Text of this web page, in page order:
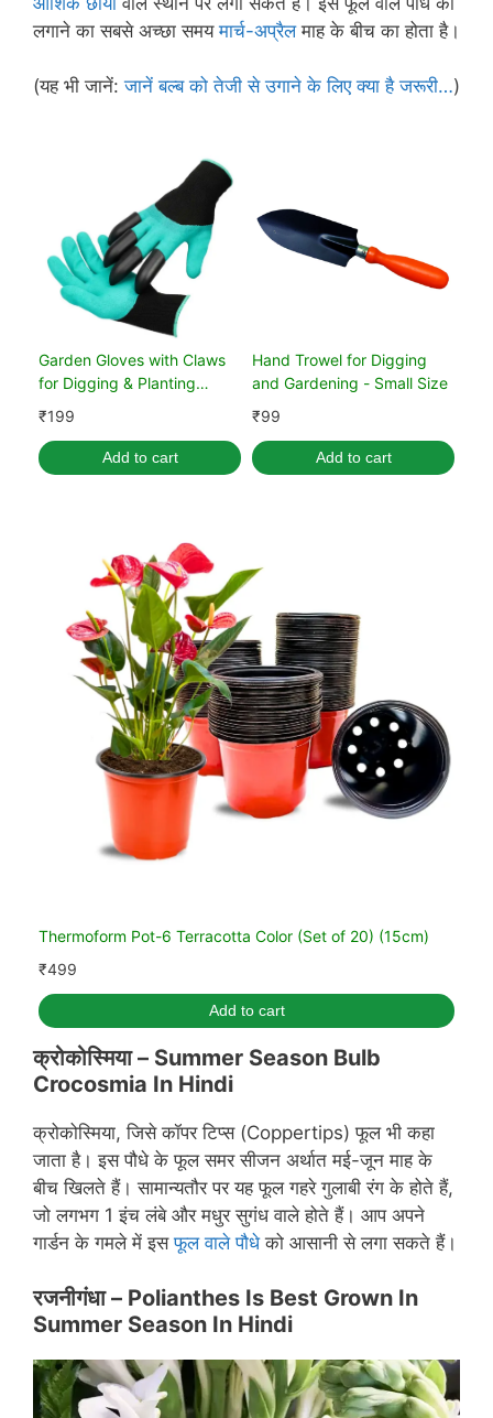
लगाने का सबसे अच्छा समयमार्च-अप्रैलमाह के बीच का होता है।
(यह भी जानें:जानें बल्ब को तेजी से उगाने के लिए क्या है जरूरी…)
Garden Gloves with Claws
for Digging & Planting
(Unisex, Green)
₹199
Add to cart
Hand Trowel for Digging
and Gardening - Small Size
₹99
Add to cart
Thermoform Pot-6 Terracotta Color (Set of 20) (15cm)
₹499
Add to cart
क्रोकोस्मिया – Summer Season Bulb
Crocosmia In Hindi
क्रोकोस्मिया, जिसे कॉपर टिप्स (Coppertips) फूल भी कहा
जाता है। इस पौधे के फूल समर सीजन अर्थात मई-जून माह के
बीच खिलते हैं। सामान्यतौर पर यह फूल गहरे गुलाबी रंग के होते हैं,
जो लगभग 1 इंच लंबे और मधुर सुगंध वाले होते हैं। आप अपने
गार्डन के गमले में इसफूल वाले पौधेको आसानी से लगा सकते हैं।
रजनीगंधा – Polianthes Is Best Grown In
Summer Season In Hindi